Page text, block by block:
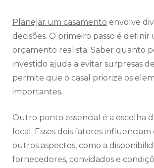
Planejar um casamento envolve
decisões. O primeiro passo é definir
orçamento realista. Saber quanto
investido ajuda a evitar surpresas
permite que o casal priorize os
importantes.
Outro ponto essencial é a escolha
local. Esses dois fatores
outros aspectos, como a
fornecedores, convidados e